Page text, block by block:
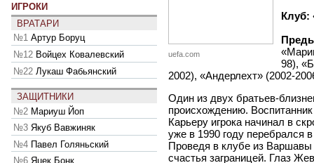
ИГРОКИ
ВРАТАРИ
№1 Артур Боруц
№12 Войцех Ковалевский
№22 Лукаш Фабьянский
ЗАЩИТНИКИ
№2 Мариуш Йоп
№3 Якуб Вавжиняк
№4 Павел Голяньский
№6 Яцек Бонк
uefa.com
Клуб:
98),
2002), «Андерлехт» (2002-
Один из двух братьев-
происхождению.
Карьеру игрока начинал в
уже в 1990 году перебрался
Проведя в клубе из
счастья заграницей. Глаз